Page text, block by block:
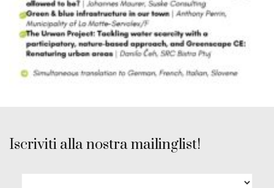
Iscriviti alla nostra mailinglist!